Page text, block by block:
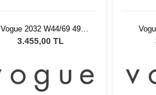
Vogue 2032 W44/69 49
Çocuk Güneş Gözlüğü
3.455,00 TL